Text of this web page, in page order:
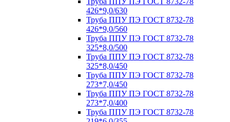
426*9,0/630
Труба ППУ ПЭ ГОСТ 8732-78
426*9,0/560
Труба ППУ ПЭ ГОСТ 8732-78
325*8,0/500
Труба ППУ ПЭ ГОСТ 8732-78
325*8,0/450
Труба ППУ ПЭ ГОСТ 8732-78
273*7,0/450
Труба ППУ ПЭ ГОСТ 8732-78
273*7,0/400
Труба ППУ ПЭ ГОСТ 8732-78